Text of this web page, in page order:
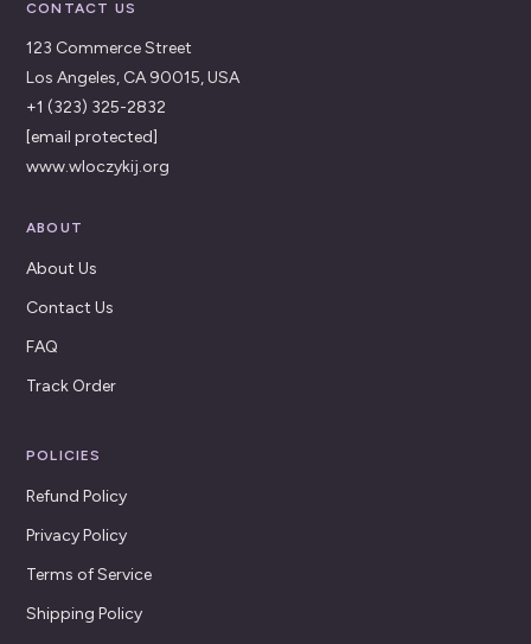
CONTACT US
123 Commerce Street
Los Angeles, CA 90015, USA
+1 (323) 325-2832
[email protected]
www.wloczykij.org
ABOUT
About Us
Contact Us
FAQ
Track Order
POLICIES
Refund Policy
Privacy Policy
Terms of Service
Shipping Policy